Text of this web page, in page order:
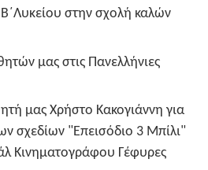
στην σχολή καλών
μας στις Πανελλήνιες
μας Χρήστο Κακογιάννη για
σχεδίων "Επεισόδιο 3 Μπίλι"
Κινηματογράφου Γέφυρες